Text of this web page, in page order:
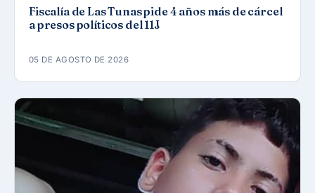
Fiscalía de Las Tunas pide 4 años más de cárcel
a presos políticos del 11J
05 DE AGOSTO DE 2026